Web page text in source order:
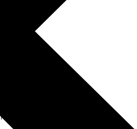
quả chiến dịch.